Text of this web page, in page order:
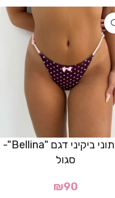
תחתוני ביקיני דגם "Bellina"-
סגול
₪90